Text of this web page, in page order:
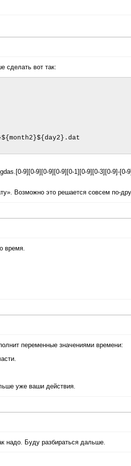
сделать вот так:
9][0-9][0-9][0-9][0-1][0-9][0-3][0-9]-[0-
Возможно это решается совсем по-
время.
переменные значениями времени:
уже ваши действия.
надо. Буду разбираться дальше.